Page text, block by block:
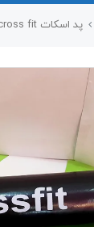
پد اسکات cross fit